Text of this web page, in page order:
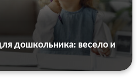
дошкольника: весело и